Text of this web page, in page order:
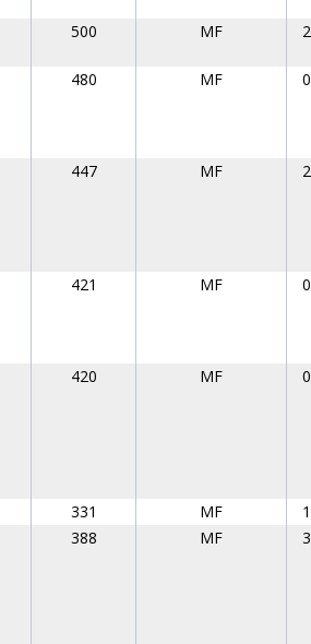
500 MF
480 MF
447 MF
421 MF
420 MF
331 MF
388 MF